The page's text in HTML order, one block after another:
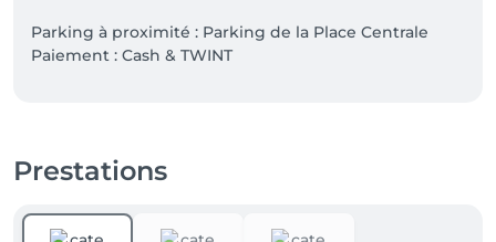
Parking à proximité : Parking de la Place Centrale
Paiement : Cash & TWINT
Prestations